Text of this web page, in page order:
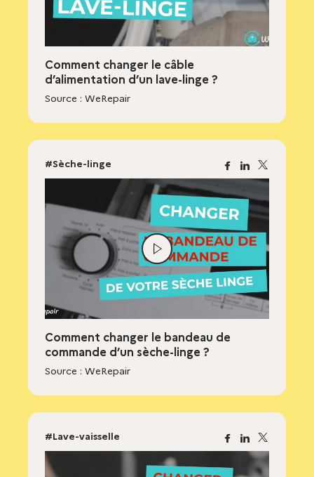
Comment changer le câble
d’alimentation d’un lave-linge ?
Source : WeRepair
Comment changer le bandeau de
commande d’un sèche-linge ?
Source : WeRepair
#Sèche-linge Facebook
Linkedin
X
Lire
la
vidéo
#Lave-vaisselle Facebook
Linkedin
X